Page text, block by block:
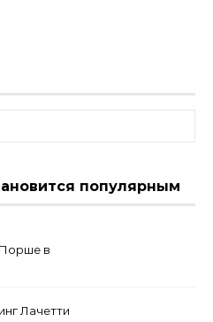
популярным
в
Лачетти